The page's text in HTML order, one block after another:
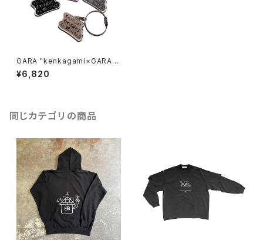
GARA "kenkagami×GARA A
CRYLIC KEY&NECKLACE"
¥6,820
同じカテゴリの商品